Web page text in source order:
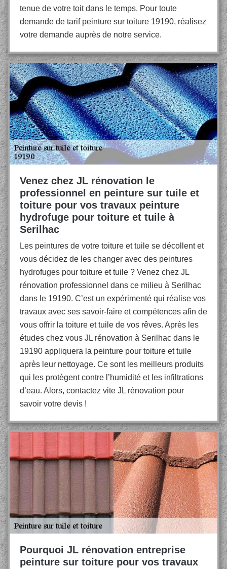
tenue de votre toit dans le temps. Pour toute
demande de tarif peinture sur toiture 19190, réalisez
votre demande auprès de notre service.
Venez chez JL rénovation le
professionnel en peinture sur tuile et
toiture pour vos travaux peinture
hydrofuge pour toiture et tuile à
Serilhac
Les peintures de votre toiture et tuile se décollent et
vous décidez de les changer avec des peintures
hydrofuges pour toiture et tuile ? Venez chez JL
rénovation professionnel dans ce milieu à Serilhac
dans le 19190. C’est un expérimenté qui réalise vos
travaux avec ses savoir-faire et compétences afin de
vous offrir la toiture et tuile de vos rêves. Après les
études chez vous JL rénovation à Serilhac dans le
19190 appliquera la peinture pour toiture et tuile
après leur nettoyage. Ce sont les meilleurs produits
qui les protègent contre l’humidité et les infiltrations
d’eau. Alors, contactez vite JL rénovation pour
savoir votre devis !
Pourquoi JL rénovation entreprise
peinture sur toiture pour vos travaux